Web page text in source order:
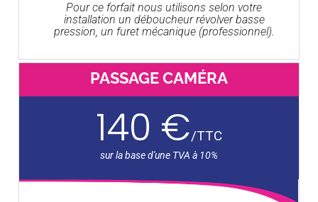
Pour ce forfait nous utilisons selon votre
installation un déboucheur révolver basse
pression, un furet mécanique (professionnel).
PASSAGE CAMÉRA
140 €/TTC